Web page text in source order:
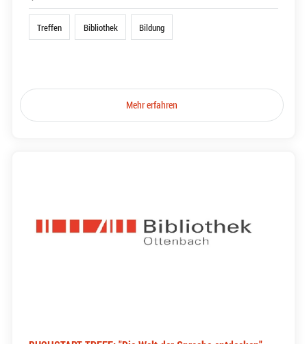
Treffen Bibliothek Bildung
Mehr erfahren